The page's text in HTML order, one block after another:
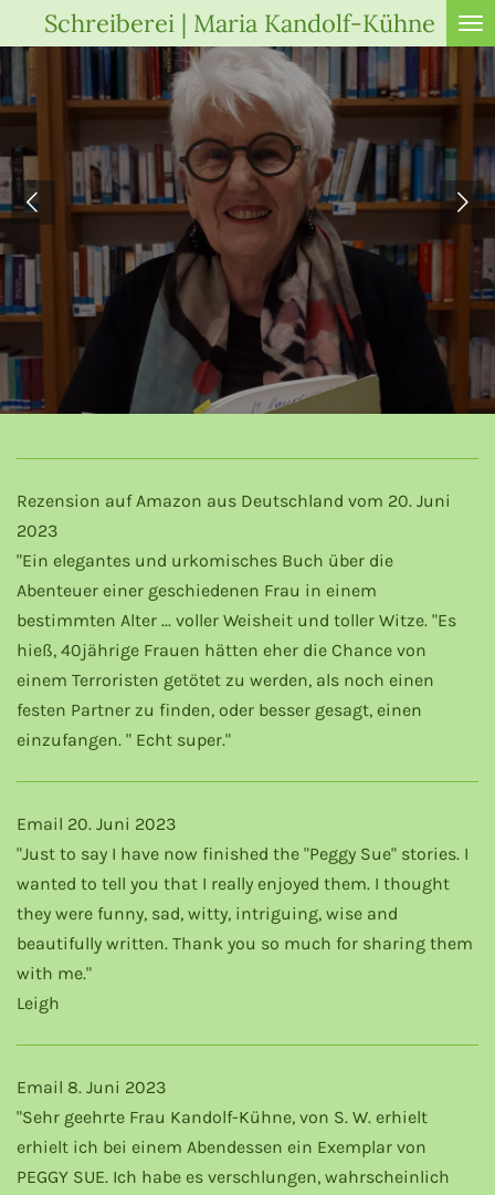
Zum
Hauptinhalt
Schreiberei | Maria Kandolf-Kühne
Rezension auf Amazon aus Deutschland vom 20. Juni
2023
"Ein elegantes und urkomisches Buch über die
Abenteuer einer geschiedenen Frau in einem
bestimmten Alter ... voller Weisheit und toller Witze. "Es
hieß, 40jährige Frauen hätten eher die Chance von
einem Terroristen getötet zu werden, als noch einen
festen Partner zu finden, oder besser gesagt, einen
einzufangen. " Echt super."
Email 20. Juni 2023
"Just to say I have now finished the "Peggy Sue" stories. I
wanted to tell you that I really enjoyed them. I thought
they were funny, sad, witty, intriguing, wise and
beautifully written. Thank you so much for sharing them
with me."
Leigh
Email 8. Juni 2023
"Sehr geehrte Frau Kandolf-Kühne, von S. W. erhielt
erhielt ich bei einem Abendessen ein Exemplar von
PEGGY SUE. Ich habe es verschlungen, wahrscheinlich